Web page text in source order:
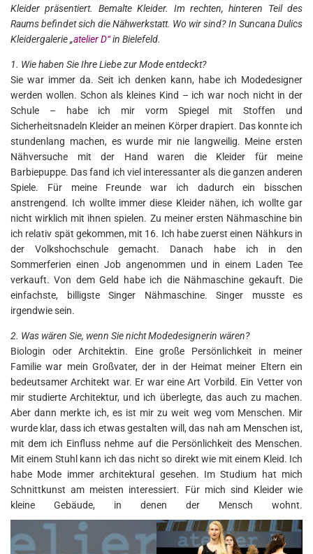
Kleider präsentiert. Bemalte Kleider. Im rechten, hinteren Teil des
Raums befindet sich die Nähwerkstatt. Wo wir sind? In Suncana Dulics
Kleidergalerie „atelier D“in Bielefeld.
1. Wie haben Sie Ihre Liebe zur Mode entdeckt?
Sie war immer da. Seit ich denken kann, habe ich Modedesigner
werden wollen. Schon als kleines Kind – ich war noch nicht in der
Schule – habe ich mir vorm Spiegel mit Stoffen und
Sicherheitsnadeln Kleider an meinen Körper drapiert. Das konnte ich
stundenlang machen, es wurde mir nie langweilig. Meine ersten
Nähversuche mit der Hand waren die Kleider für meine
Barbiepuppe. Das fand ich viel interessanter als die ganzen anderen
Spiele. Für meine Freunde war ich dadurch ein bisschen
anstrengend. Ich wollte immer diese Kleider nähen, ich wollte gar
nicht wirklich mit ihnen spielen. Zu meiner ersten Nähmaschine bin
ich relativ spät gekommen, mit 16. Ich habe zuerst einen Nähkurs in
der Volkshochschule gemacht. Danach habe ich in den
Sommerferien einen Job angenommen und in einem Laden Tee
verkauft. Von dem Geld habe ich die Nähmaschine gekauft. Die
einfachste, billigste Singer Nähmaschine. Singer musste es
irgendwie sein.
2. Was wären Sie, wenn Sie nicht Modedesignerin wären?
Biologin oder Architektin. Eine große Persönlichkeit in meiner
Familie war mein Großvater, der in der Heimat meiner Eltern ein
bedeutsamer Architekt war. Er war eine Art Vorbild. Ein Vetter von
mir studierte Architektur, und ich überlegte, das auch zu machen.
Aber dann merkte ich, es ist mir zu weit weg vom Menschen. Mir
wurde klar, dass ich etwas gestalten will, das nah am Menschen ist,
mit dem ich Einfluss nehme auf die Persönlichkeit des Menschen.
Mit einem Stuhl kann ich das nicht so direkt wie mit einem Kleid. Ich
habe Mode immer architektural gesehen. Im Studium hat mich
Schnittkunst am meisten interessiert. Für mich sind Kleider wie
kleine Gebäude, in denen der Mensch wohnt.